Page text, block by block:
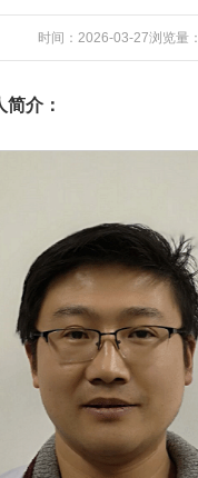
时间：2026-03-27浏览量：
介：